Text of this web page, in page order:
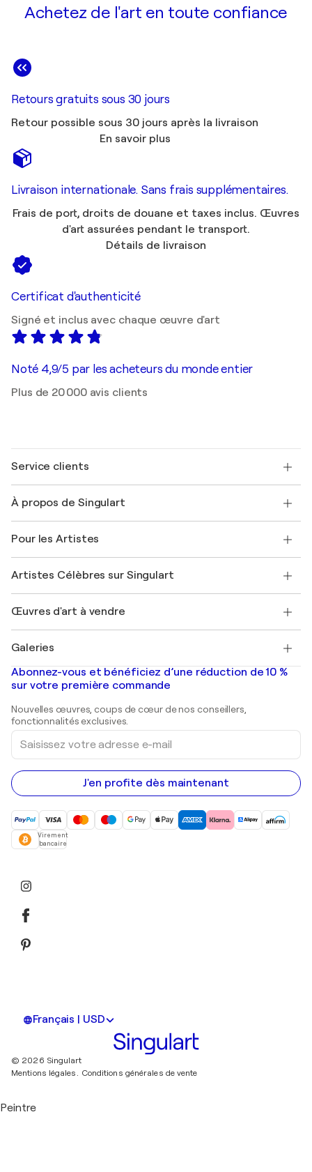
Achetez de l'art en toute confiance
Retours gratuits sous 30 jours
Retour possible sous 30 jours après la livraison
En savoir plus
Livraison internationale. Sans frais supplémentaires.
Frais de port, droits de douane et taxes inclus. Œuvres
d'art assurées pendant le transport.
Détails de livraison
Certificat d'authenticité
Signé et inclus avec chaque œuvre d'art
Noté 4,9/5 par les acheteurs du monde entier
Plus de 20 000 avis clients
Service clients
Expédition
Offrir une carte cadeau
Rejoignez notre programme commercial
Mon compte
+33 1 76 44 06 42
À propos de Singulart
FAQ
Magazine Singulart
Emplois
Découvrez une sélection d'art original
Pour les Artistes
Se connecter en tant qu'Artiste
Artistes Célèbres sur Singulart
Marc Chagall
Banksy
Mr. Brainwash
Shepard Fairey
Œuvres d'art à vendre
Tableaux abstraits à vendre
Peintures de paysage
Estampes
Peintures acryliques
Galeries
Galeries d'art en France
Galeries d'art en Belgique
Abonnez-vous et bénéficiez d’une réduction de 10 %
sur votre première commande
Nouvelles œuvres, coups de cœur de nos conseillers,
fonctionnalités exclusives.
Saisissez
votre
adresse
e-
mail
J'en profite dès maintenant
Virement
bancaire
Français | USD
© 2026 Singulart
Mentions légales. Conditions générales de vente
Peintre